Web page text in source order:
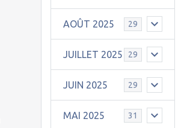
AOÛT 2025 29
JUILLET 2025 29
JUIN 2025 29
MAI 2025 31